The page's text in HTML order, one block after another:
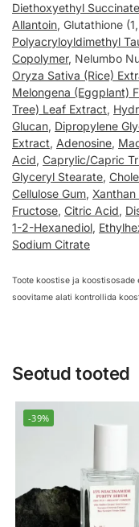
Diethoxyethyl Succinate
Allantoin, Glutathione
Polyacryloyldimethyl
Copolymer, Nelumbo
Oryza Sativa (Rice)
Melongena (Eggplant)
Tree) Leaf Extract,
Glucan, Dipropylene
Extract, Adenosine,
Acid, Caprylic/Capric
Glyceryl Stearate,
Cellulose Gum, Xanthan
Fructose, Citric Acid,
1-2-Hexanediol,
Sodium Citrate
Toote koostise ja koostisosade
soovitame alati kontrollida
Seotud tooted
-39%